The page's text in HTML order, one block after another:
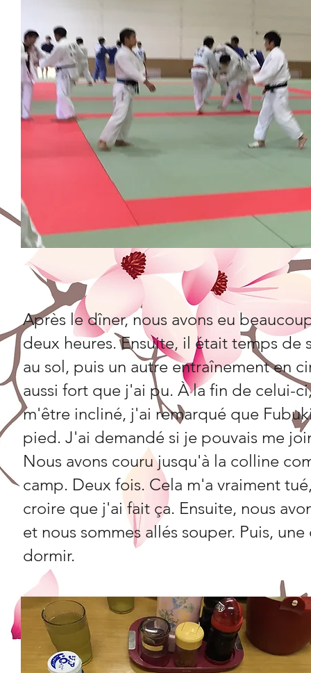
Après le dîner, nous avons eu
deux heures. Ensuite, il était temps de
au sol, puis un autre entraînement en
aussi fort que j'ai pu. À la fin de celui-
m'être incliné, j'ai remarqué que
pied. J'ai demandé si je pouvais me
Nous avons couru jusqu'à la colline
camp. Deux fois. Cela m'a vraiment
croire que j'ai fait ça. Ensuite, nous
et nous sommes allés souper. Puis,
dormir.